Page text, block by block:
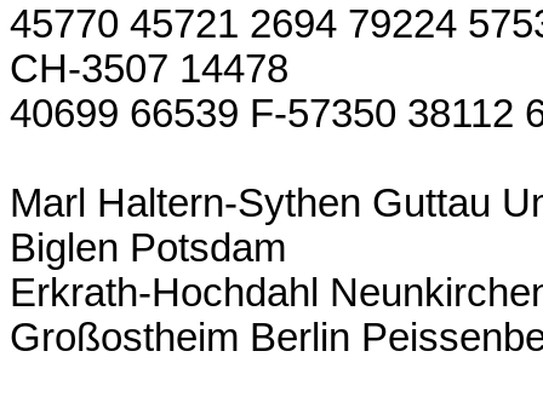
45770 45721 2694 79224
CH-3507 14478
40699 66539 F-57350 38112
Marl Haltern-Sythen Guttau
Biglen Potsdam
Erkrath-Hochdahl
Großostheim Berlin